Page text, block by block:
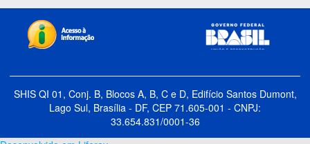
SHIS QI 01, Conj. B, Blocos A, B, C e D, Edifício Santos Dumont,
Lago Sul, Brasília - DF, CEP 71.605-001 - CNPJ:
33.654.831/0001-36